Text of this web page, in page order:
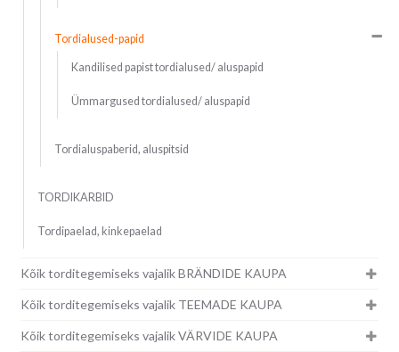
Tordialused-papid
Kandilised papist tordialused/ aluspapid
Ümmargused tordialused/ aluspapid
Tordialuspaberid, aluspitsid
TORDIKARBID
Tordipaelad, kinkepaelad
Kõik torditegemiseks vajalik BRÄNDIDE KAUPA
Kõik torditegemiseks vajalik TEEMADE KAUPA
Kõik torditegemiseks vajalik VÄRVIDE KAUPA